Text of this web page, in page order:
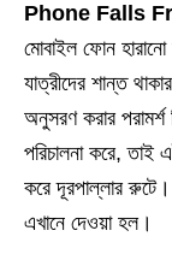
Phone Falls
মোবাইল ফোন
যাত্রীদের শান্ত
অনুসরণ করার পরামর্শ
পরিচালনা করে, তাই
করে দূরপাল্লার
এখানে দেওয়া হল।